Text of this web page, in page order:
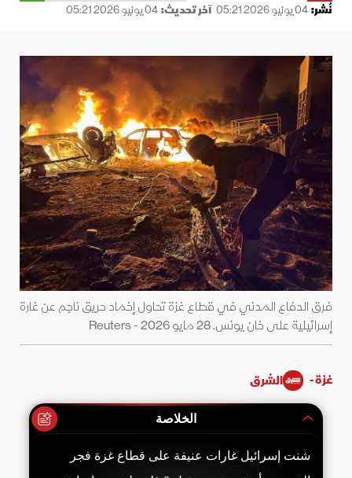
نُشر:04 يونيو 2026 05:21 آخر تحديث:04 يونيو 2026 05:21
فرق الدفاع المدني في قطاع غزة تحاول إخماد حريق ناجم عن غارة
إسرائيلية على خان يونس. 28 مايو 2026 - Reuters
غزة - الشرق
الخلاصة
شنت إسرائيل غارات عنيفة على قطاع غزة فجر